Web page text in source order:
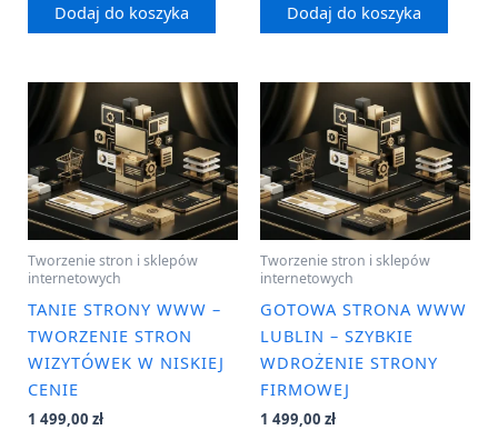
Dodaj do koszyka Dodaj do koszyka
Tworzenie stron i sklepów
internetowych
TANIE STRONY WWW –
TWORZENIE STRON
WIZYTÓWEK W NISKIEJ
CENIE
1 499,00 zł
Tworzenie stron i sklepów
internetowych
GOTOWA STRONA WWW
LUBLIN – SZYBKIE
WDROŻENIE STRONY
FIRMOWEJ
1 499,00 zł